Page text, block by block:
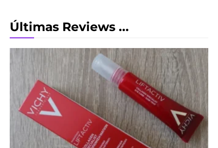
Últimas Reviews ...